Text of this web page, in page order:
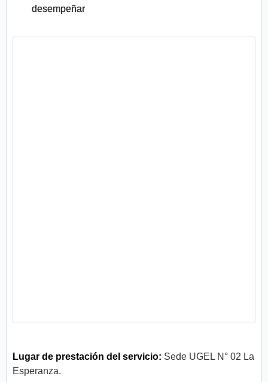
desempeñar
Lugar de prestación del servicio: Sede UGEL N° 02 La
Esperanza.